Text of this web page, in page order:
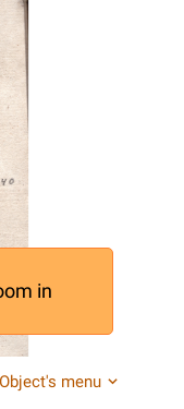
in
Object's menu